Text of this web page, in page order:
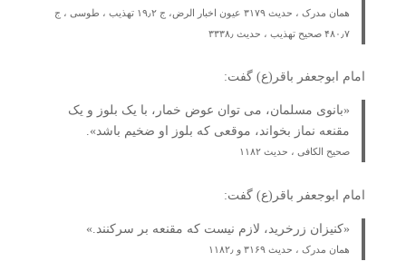
همان مدرک ، حدیث ۳۱۷۹ عیون اخبار الرض، ج ۱۹٫۲ تهذیب ، طوسی ، ج
۴۸۰٫۷ صحیح تهذیب ، حدیث ۳۳۳۸٫
امام ابوجعفر باقر(ع) گفت:
«بانوی مسلمان، می توان عوض خمار، با یک بلوز و یک
مقنعه نماز بخواند، موقعی که بلوز او ضخیم باشد».
صحیح الکافی ، حدیث ۱۱۸۲
امام ابوجعفر باقر(ع) گفت:
«کنیزان زرخرید، لازم نیست که مقنعه بر سرکنند.»
همان مدرک ، حدیث ۳۱۶۹ و ۱۱۸۲٫